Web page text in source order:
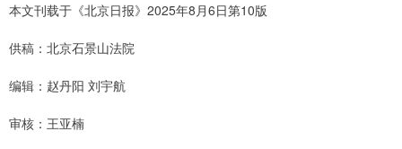
本文刊载于《北京日报》2025年8月6日第10版
供稿：北京石景山法院
编辑：赵丹阳 刘宇航
审核：王亚楠